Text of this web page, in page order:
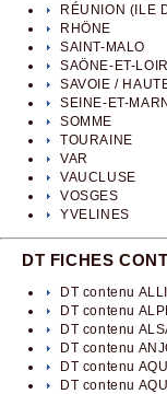
RÉUNION (ILE
RHÖNE
SAINT-MALO
SAÖNE-ET-
SAVOIE /
SEINE-ET-
SOMME
TOURAINE
VAR
VAUCLUSE
VOSGES
YVELINES
DT FICHES
DT contenu
DT contenu
DT contenu
DT contenu
DT contenu
DT contenu